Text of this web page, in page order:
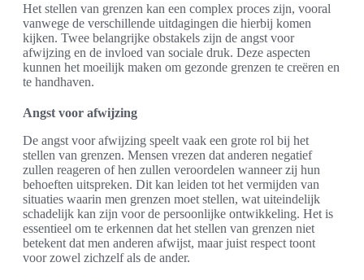
Het stellen van grenzen kan een complex proces zijn, vooral
vanwege de verschillende uitdagingen die hierbij komen
kijken. Twee belangrijke obstakels zijn de angst voor
afwijzing en de invloed van sociale druk. Deze aspecten
kunnen het moeilijk maken om gezonde grenzen te creëren en
te handhaven.
Angst voor afwijzing
De angst voor afwijzing speelt vaak een grote rol bij het
stellen van grenzen. Mensen vrezen dat anderen negatief
zullen reageren of hen zullen veroordelen wanneer zij hun
behoeften uitspreken. Dit kan leiden tot het vermijden van
situaties waarin men grenzen moet stellen, wat uiteindelijk
schadelijk kan zijn voor de persoonlijke ontwikkeling. Het is
essentieel om te erkennen dat het stellen van grenzen niet
betekent dat men anderen afwijst, maar juist respect toont
voor zowel zichzelf als de ander.